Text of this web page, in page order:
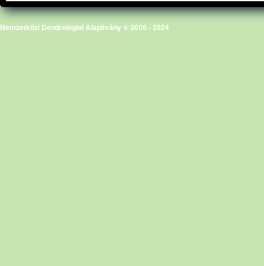
Nemzetközi Dendrológiai Alapítvány © 2006 - 2024